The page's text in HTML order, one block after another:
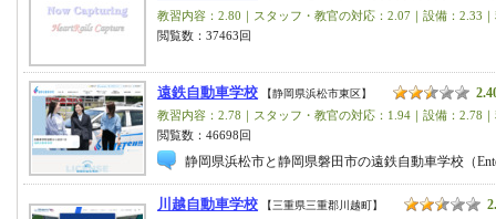
教習内容：2.80｜スタッフ・教官の対応：2.07｜設備：2.33
閲覧数：37463回
遠鉄自動車学校 【静岡県浜松市東区】
教習内容：2.78｜スタッフ・教官の対応：1.94｜設備：2.78
閲覧数：46698回
静岡県浜松市と静岡県磐田市の遠鉄自動車学校（
川越自動車学校 【三重県三重郡川越町】